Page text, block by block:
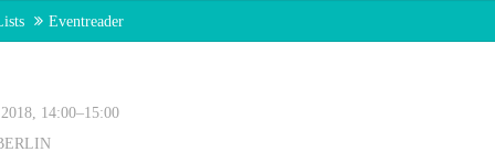
Eventreader
14:00–15:00